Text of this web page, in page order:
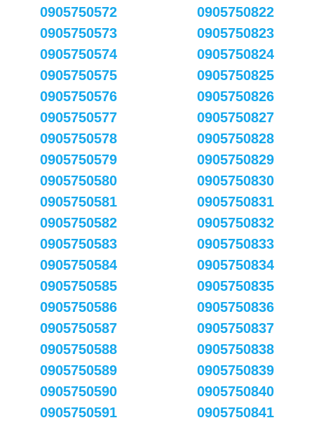
0905750572
0905750573
0905750574
0905750575
0905750576
0905750577
0905750578
0905750579
0905750580
0905750581
0905750582
0905750583
0905750584
0905750585
0905750586
0905750587
0905750588
0905750589
0905750590
0905750591
0905750822
0905750823
0905750824
0905750825
0905750826
0905750827
0905750828
0905750829
0905750830
0905750831
0905750832
0905750833
0905750834
0905750835
0905750836
0905750837
0905750838
0905750839
0905750840
0905750841